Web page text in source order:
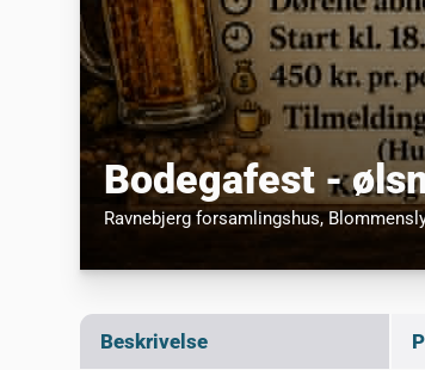
Bodegafest -
Ravnebjerg forsamlingshus,
Beskrivelse